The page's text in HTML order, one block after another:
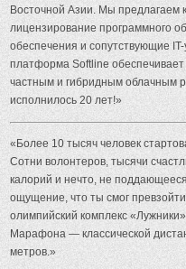
Восточной Азии. Мы предлагаем
лицензирование программного
обеспечения и сопутствующие
платформа Softline обеспечивает
частным и гибридным облачным
исполнилось 20 лет!»
«Более 10 тысяч человек
Сотни волонтеров, тысячи
калорий и нечто, не
ощущение, что ты смог
олимпийский комплекс «Лужники»
Марафона — классической
метров.»